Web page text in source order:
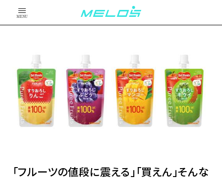
MENU
「フルーツの値段に震える」「買えん」そんな